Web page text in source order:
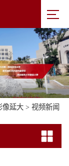
像延大 > 视频新闻